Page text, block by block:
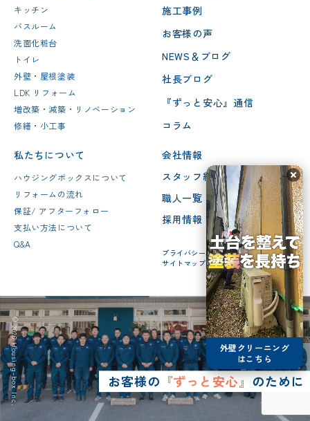
キッチン
バスルーム
洗面化粧台
トイレ
外壁・屋根塗装
LDK リフォーム
増改築・減築・リノベーション
修繕・小工事
施工事例
お客様の声
NEWS＆ブログ
社長ブログ
『ずっと安心』通信
コラム
私たちについて
ハウジングボックスについて
リフォームの流れ
保証/ アフターフォロー
支払い方法について
Q&A
会社情報
スタッフ紹介
職人一覧
採用情報
プライバシーポリシー
サイトマップ
お客様の 『ずっと安心』のために
© 2026 Housing-box Inc.
外壁クリーニング
はこちら